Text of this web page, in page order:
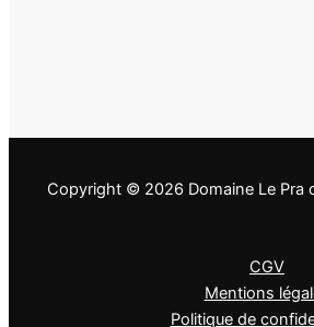
Copyright © 2026 Domaine Le Pra
CGV
Mentions
Politique de